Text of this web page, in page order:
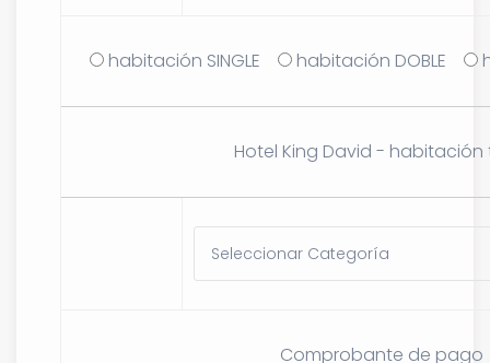
habitación SINGLE habitación DOBLE
Hotel King David - habitación
Comprobante de pago